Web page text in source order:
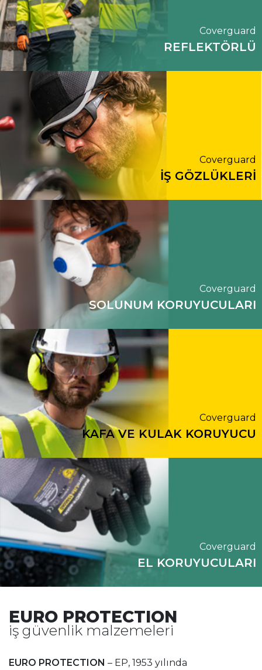
Coverguard
REFLEKTÖRLÜ
Coverguard
İŞ GÖZLÜKLERİ
Coverguard
SOLUNUM KORUYUCULARI
Coverguard
KAFA VE KULAK KORUYUCU
Coverguard
EL KORUYUCULARI
EURO PROTECTION
iş güvenlik malzemeleri
EURO PROTECTION – EP, 1953 yılında